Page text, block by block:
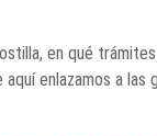
en qué
enlazamos a